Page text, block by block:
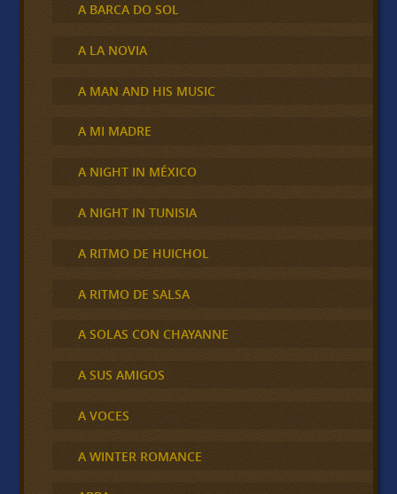
A BARCA DO SOL
A LA NOVIA
A MAN AND HIS MUSIC
A MI MADRE
A NIGHT IN MÉXICO
A NIGHT IN TUNISIA
A RITMO DE HUICHOL
A RITMO DE SALSA
A SOLAS CON CHAYANNE
A SUS AMIGOS
A VOCES
A WINTER ROMANCE